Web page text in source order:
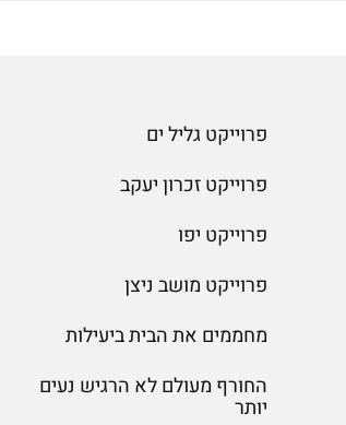
פרוייקט גליל ים
פרוייקט זכרון יעקב
פרוייקט יפו
פרוייקט מושב ניצן
מחממים את הבית ביעילות
החורף מעולם לא הרגיש נעים
יותר